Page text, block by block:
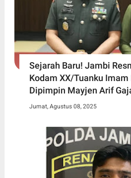
Sejarah Baru! Jambi
Kodam XX/Tuanku Imam
Dipimpin Mayjen Arif
Jumat, Agustus 08, 2025